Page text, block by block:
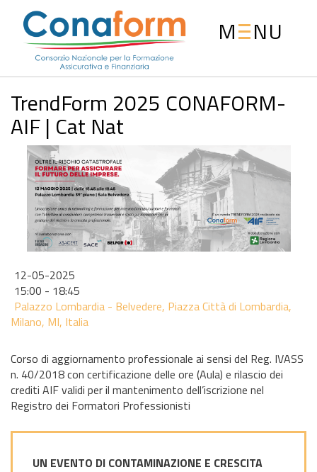
M NU
TrendForm 2025 CONAFORM-
AIF | Cat Nat
12-05-2025
15:00 - 18:45
Palazzo Lombardia - Belvedere, Piazza Città di Lombardia,
Milano, MI, Italia
Corso di aggiornamento professionale ai sensi del Reg. IVASS
n. 40/2018 con certificazione delle ore (Aula) e rilascio dei
crediti AIF validi per il mantenimento dell’iscrizione nel
Registro dei Formatori Professionisti
UN EVENTO DI CONTAMINAZIONE E CRESCITA